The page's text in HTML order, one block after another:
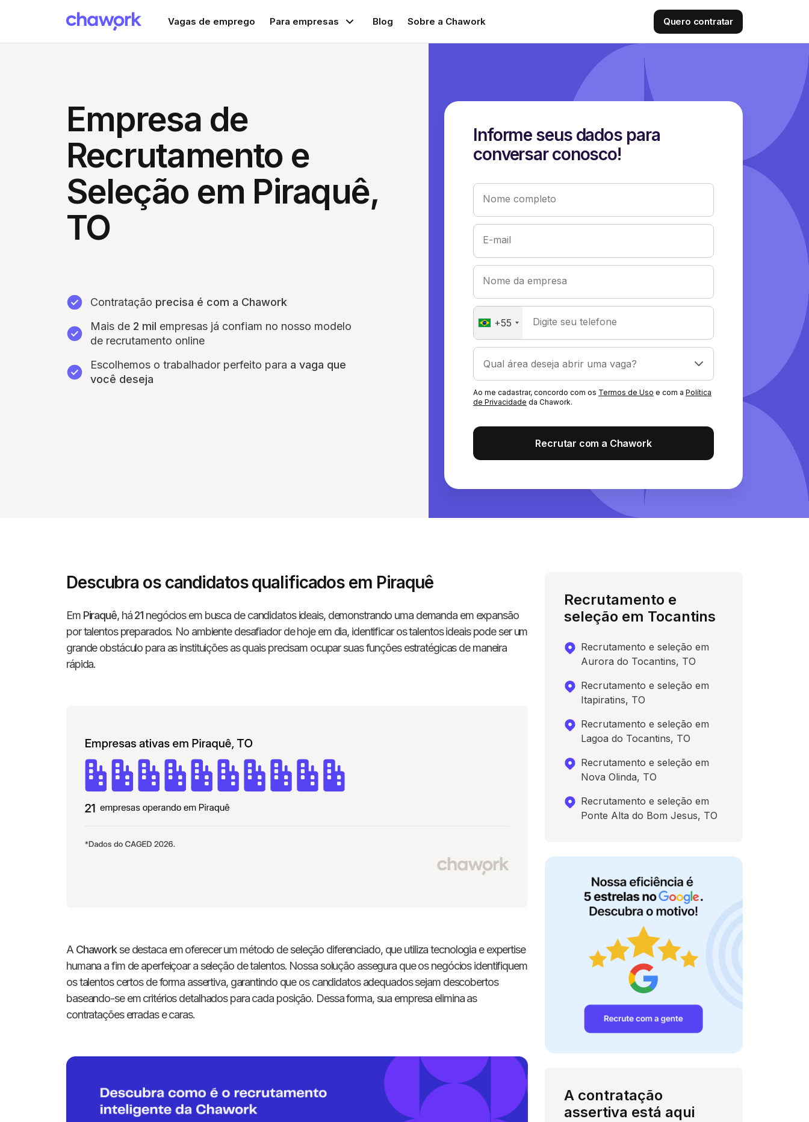
Vagas de emprego Para empresas Blog Sobre a Chawork Quero contratar
Empresa de
Recrutamento e
Seleção em Piraquê,
TO
Contratação precisa é com a Chawork
Mais de 2 mil empresas já confiam no nosso modelo
de recrutamento online
Escolhemos o trabalhador perfeito para a vaga que
você deseja
Informe seus dados para
conversar conosco!
Nome completo
E-mail
Nome da empresa
+55 Digite seu telefone
Ao me cadastrar, concordo com os Termos de Uso e com a Política
de Privacidade da Chawork.
Recrutar com a Chawork
Descubra os candidatos qualificados em Piraquê
Em Piraquê, há21 negócios em busca de candidatos ideais, demonstrando uma demanda em expansão
por talentos preparados. No ambiente desafiador de hoje em dia, identificar os talentos ideais pode ser um
grande obstáculo para as instituições as quais precisam ocupar suas funções estratégicas de maneira
rápida.
A Chaworkse destaca em oferecer um método de seleção diferenciado, que utiliza tecnologia e expertise
humana a fim de aperfeiçoar a seleção de talentos. Nossa solução assegura que os negócios identifiquem
os talentos certos de forma assertiva, garantindo que os candidatos adequados sejam descobertos
baseando-se em critérios detalhados para cada posição. Dessa forma, sua empresa elimina as
contratações erradas e caras.
Recrutamento e
seleção em Tocantins
Recrutamento e seleção em
Aurora do Tocantins, TO
Recrutamento e seleção em
Itapiratins, TO
Recrutamento e seleção em
Lagoa do Tocantins, TO
Recrutamento e seleção em
Nova Olinda, TO
Recrutamento e seleção em
Ponte Alta do Bom Jesus, TO
A contratação
assertiva está aqui